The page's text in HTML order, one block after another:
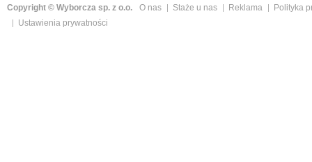
Copyright © Wyborcza sp. z o.o. O nas Staże u nas Reklama
Polityka
Ustawienia prywatności